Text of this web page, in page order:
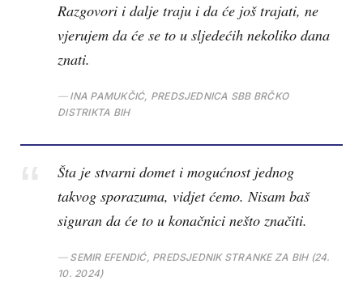
Razgovori i dalje traju i da će još trajati, ne
vjerujem da će se to u sljedećih nekoliko dana
znati.
INA PAMUKČIĆ, PREDSJEDNICA SBB BRČKO
DISTRIKTA BIH
Šta je stvarni domet i mogućnost jednog
takvog sporazuma, vidjet ćemo. Nisam baš
siguran da će to u konačnici nešto značiti.
SEMIR EFENDIĆ, PREDSJEDNIK STRANKE ZA BIH (24.
10. 2024)